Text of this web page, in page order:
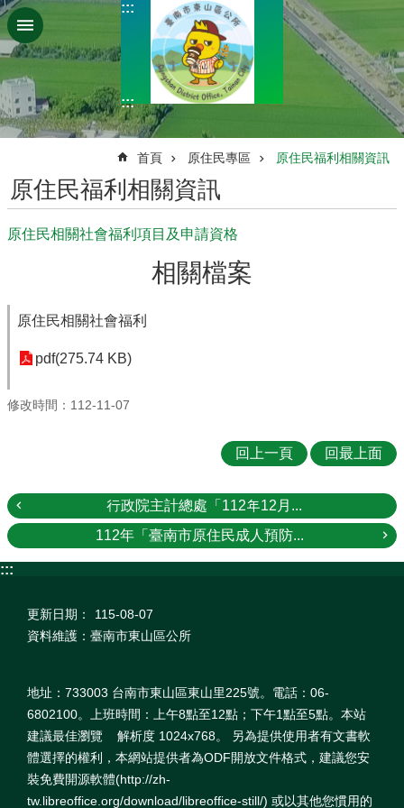
跳到主要內容區塊
:::
:::
首頁 原住民專區 原住民福利相關資訊
原住民福利相關資訊
原住民相關社會福利項目及申請資格
相關檔案
原住民相關社會福利
pdf(275.74 KB)
修改時間：112-11-07
回上一頁 回最上面
行政院主計總處「112年12月...
112年「臺南市原住民成人預防...
:::
更新日期：
115-08-07
資料維護：臺南市東山區公所
地址：733003 台南市東山區東山里225號。電話：06-
6802100。上班時間：上午8點至12點；下午1點至5點。本站
建議最佳瀏覽 解析度 1024x768。 另為提供使用者有文書軟
體選擇的權利，本網站提供者為ODF開放文件格式，建議您安
裝免費開源軟體(http://zh-
tw.libreoffice.org/download/libreoffice-still/) 或以其他您慣用的